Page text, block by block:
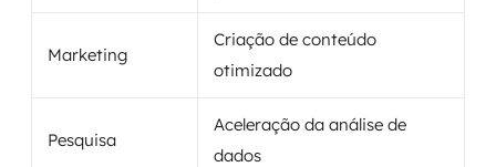
Marketing
Criação de conteúdo
otimizado
Pesquisa
Aceleração da análise de
dados